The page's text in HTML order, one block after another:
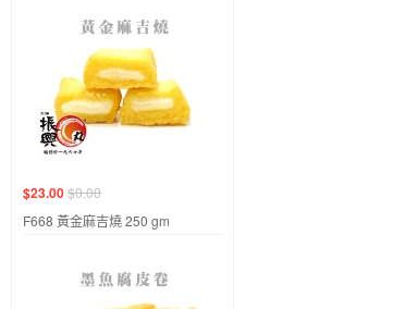
$23.00$0.00
F668 黃金麻吉燒 250 gm